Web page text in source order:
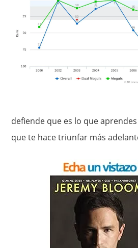
defiende que es lo que
que te hace triunfar más